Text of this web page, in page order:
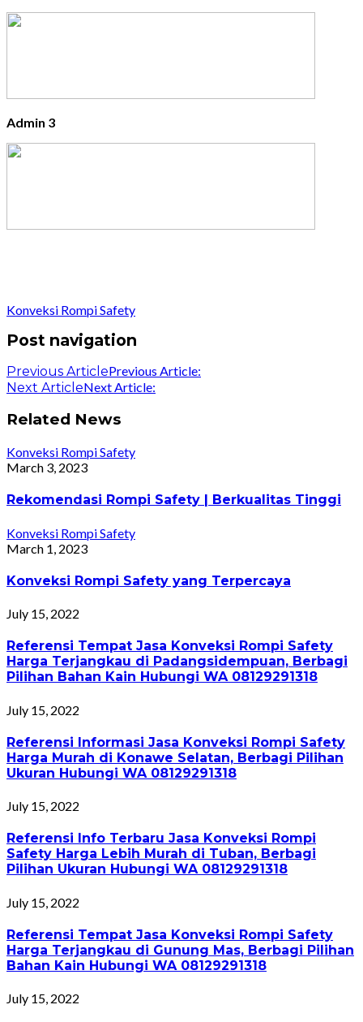
Admin 3
Konveksi Rompi Safety
Post navigation
Previous ArticlePrevious Article:
Next ArticleNext Article:
Related News
Konveksi Rompi Safety
March 3, 2023
Rekomendasi Rompi Safety | Berkualitas Tinggi
Konveksi Rompi Safety
March 1, 2023
Konveksi Rompi Safety yang Terpercaya
July 15, 2022
Referensi Tempat Jasa Konveksi Rompi Safety
Harga Terjangkau di Padangsidempuan, Berbagi
Pilihan Bahan Kain Hubungi WA 08129291318
July 15, 2022
Referensi Informasi Jasa Konveksi Rompi Safety
Harga Murah di Konawe Selatan, Berbagi Pilihan
Ukuran Hubungi WA 08129291318
July 15, 2022
Referensi Info Terbaru Jasa Konveksi Rompi
Safety Harga Lebih Murah di Tuban, Berbagi
Pilihan Ukuran Hubungi WA 08129291318
July 15, 2022
Referensi Tempat Jasa Konveksi Rompi Safety
Harga Terjangkau di Gunung Mas, Berbagi Pilihan
Bahan Kain Hubungi WA 08129291318
July 15, 2022